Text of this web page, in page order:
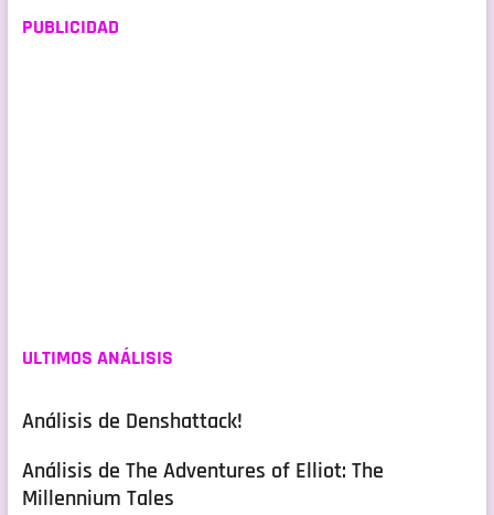
PUBLICIDAD
ULTIMOS ANÁLISIS
Análisis de Denshattack!
Análisis de The Adventures of Elliot: The
Millennium Tales